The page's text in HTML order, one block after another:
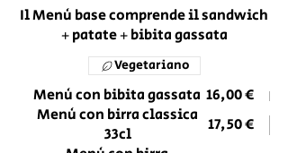
Il Menù base comprende il sandwich
+ patate + bibita gassata
Menù con bibita gassata 16,00 €
Menù con birra classica
33cl
17,50 €
Vegetariano